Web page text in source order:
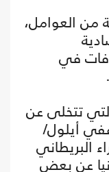
من العوامل،
في
تتخلى عن
ففي أيلول/
البريطاني
عن بعض